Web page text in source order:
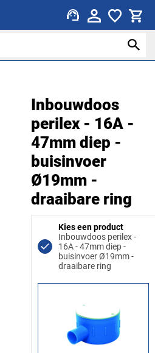
support_agent
Inbouwdoos
perilex - 16A -
47mm diep -
buisinvoer
Ø19mm -
draaibare ring
Kies een product
Inbouwdoos perilex -
16A - 47mm diep -
buisinvoer Ø19mm -
draaibare ring